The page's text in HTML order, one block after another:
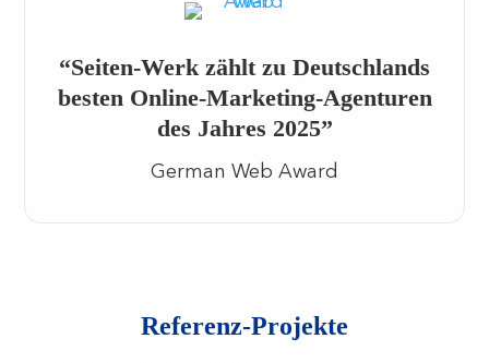
“Seiten-Werk zählt zu Deutschlands
besten Online-Marketing-Agenturen
des Jahres 2025”
German Web Award
Referenz-Projekte